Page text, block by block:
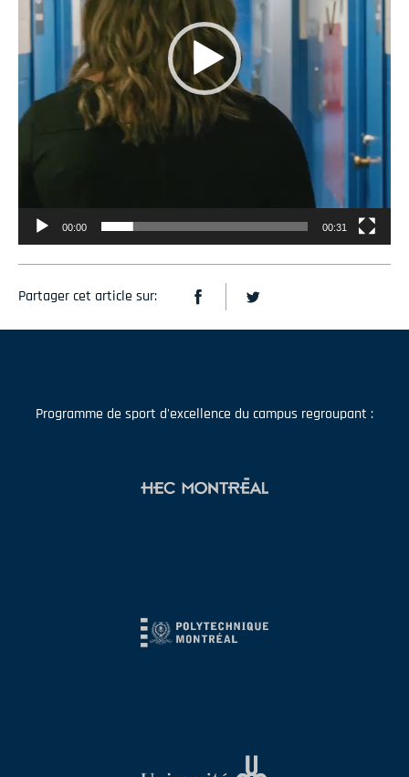
00:00 00:31
Partager cet article sur:
Programme de sport d'excellence du campus regroupant :